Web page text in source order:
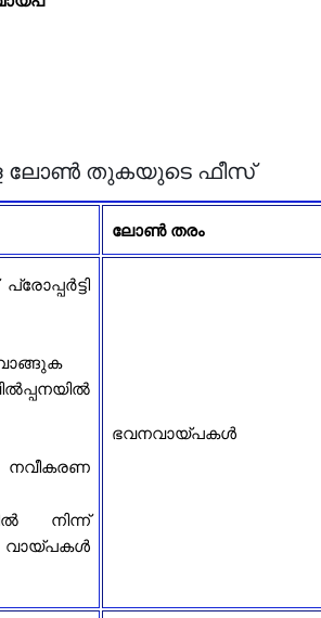
ലോൺ തുകയുടെ ഫീസ്
ലോൺ തരം
നിന്ന്
വായ്പകൾ
ഭവനവായ്പകൾ